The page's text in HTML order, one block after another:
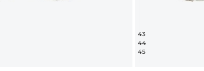
43
44
45